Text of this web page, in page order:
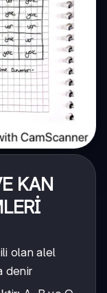
KAN
olan alel
denir